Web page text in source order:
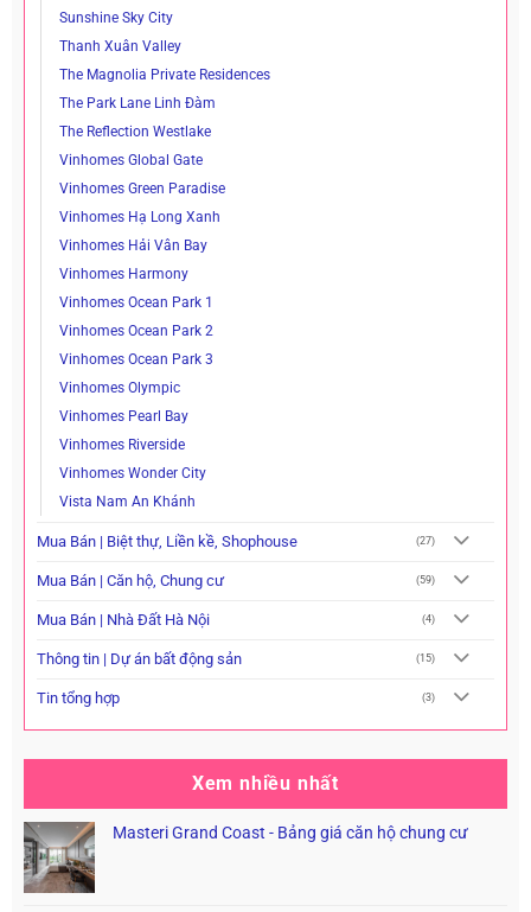
Sunshine Sky City
Thanh Xuân Valley
The Magnolia Private Residences
The Park Lane Linh Đàm
The Reflection Westlake
Vinhomes Global Gate
Vinhomes Green Paradise
Vinhomes Hạ Long Xanh
Vinhomes Hải Vân Bay
Vinhomes Harmony
Vinhomes Ocean Park 1
Vinhomes Ocean Park 2
Vinhomes Ocean Park 3
Vinhomes Olympic
Vinhomes Pearl Bay
Vinhomes Riverside
Vinhomes Wonder City
Vista Nam An Khánh
Mua Bán | Biệt thự, Liền kề, Shophouse (27)
Mua Bán | Căn hộ, Chung cư (59)
Mua Bán | Nhà Đất Hà Nội (4)
Thông tin | Dự án bất động sản (15)
Tin tổng hợp (3)
Xem nhiều nhất
Masteri Grand Coast - Bảng giá căn hộ chung cư